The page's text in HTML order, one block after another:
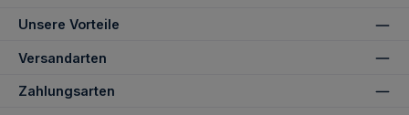
Unsere Vorteile
Versandarten
Zahlungsarten